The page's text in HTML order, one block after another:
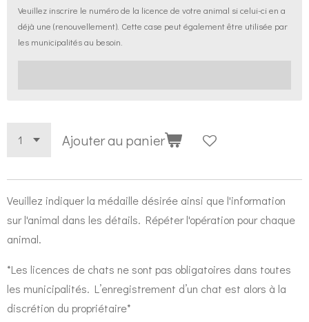
Veuillez inscrire le numéro de la licence de votre animal si celui-ci en a
déjà une (renouvellement). Cette case peut également être utilisée par
les municipalités au besoin.
Ajouter au panier
Veuillez indiquer la médaille désirée ainsi que l'information
sur l'animal dans les détails. Répéter l'opération pour chaque
animal.
*Les licences de chats ne sont pas obligatoires dans toutes
les municipalités. L’enregistrement d’un chat est alors à la
discrétion du propriétaire*